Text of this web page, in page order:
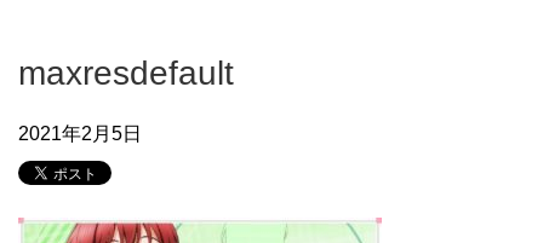
maxresdefault
2021年2月5日